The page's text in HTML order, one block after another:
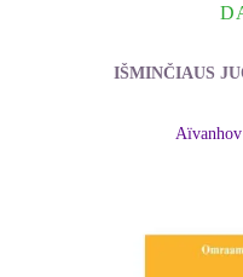
IŠMINČIAUS